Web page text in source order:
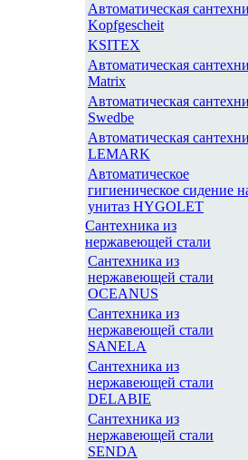
Автоматическая
Kopfgescheit
KSITEX
Автоматическая
Matrix
Автоматическая
Swedbe
Автоматическая
LEMARK
Автоматическое
гигиеническое сидение
унитаз HYGOLET
Сантехника из
нержавеющей стали
Сантехника из
нержавеющей стали
OCEANUS
Сантехника из
нержавеющей стали
SANELA
Сантехника из
нержавеющей стали
DELABIE
Сантехника из
нержавеющей стали
SENDA